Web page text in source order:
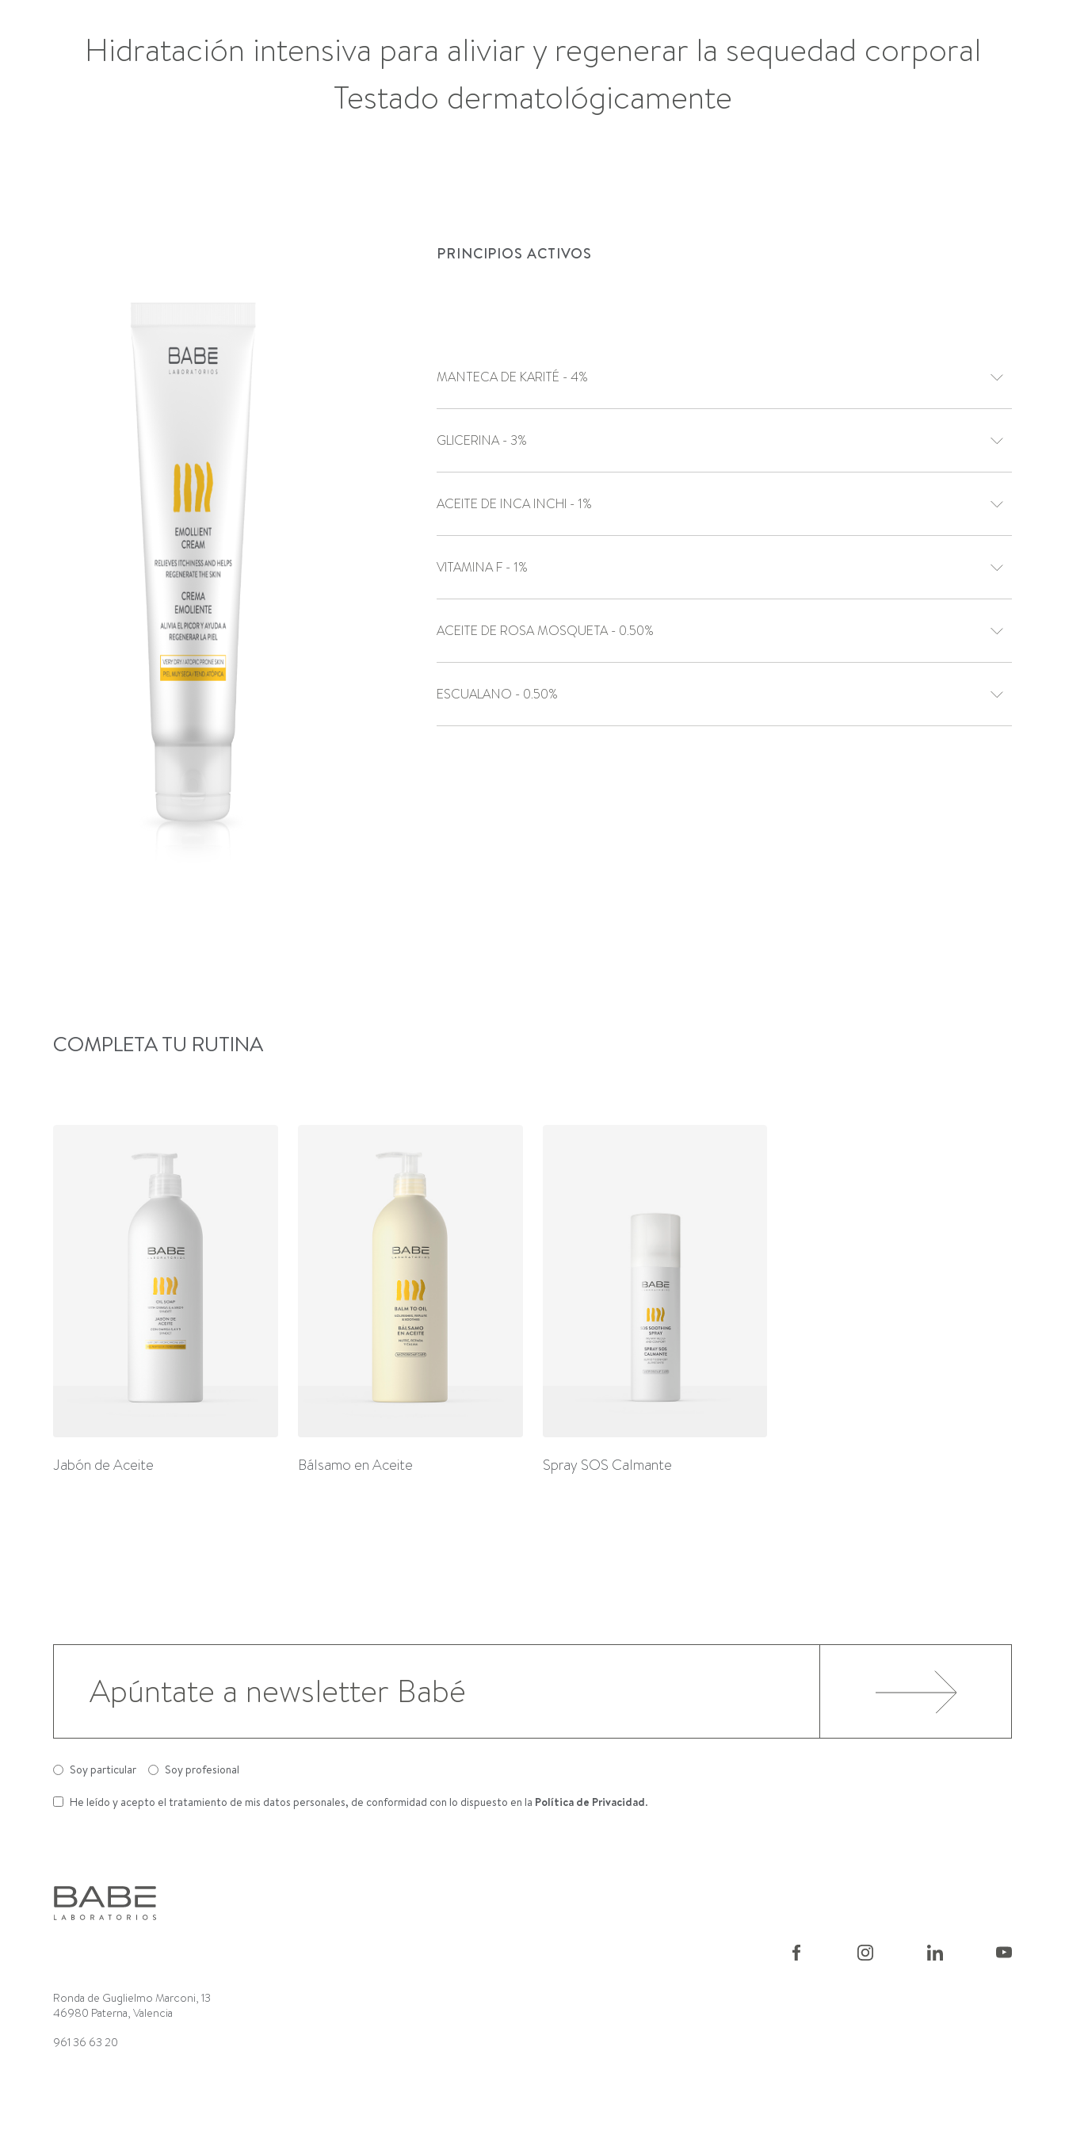
Hidratación intensiva para aliviar y regenerar la sequedad corporal
Testado dermatológicamente
PRINCIPIOS ACTIVOS
MANTECA DE KARITÉ - 4%
GLICERINA - 3%
ACEITE DE INCA INCHI - 1%
VITAMINA F - 1%
ACEITE DE ROSA MOSQUETA - 0.50%
ESCUALANO - 0.50%
COMPLETA TU RUTINA
Jabón de Aceite Bálsamo en Aceite Spray SOS Calmante
Soy particular Soy profesional
He leído y acepto el tratamiento de mis datos personales, de conformidad con lo dispuesto en la Política de Privacidad.
Ronda de Guglielmo Marconi, 13
46980 Paterna, Valencia
961 36 63 20